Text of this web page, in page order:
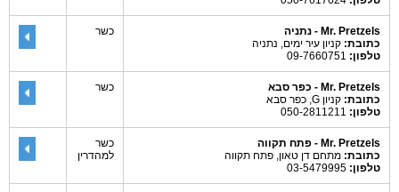
Mr. Pretzels - נתניה
כתובת: קניון עיר ימים, נתניה
טלפון:
כשר
Mr. Pretzels - כפר סבא
כתובת: קניון G, כפר סבא
טלפון:
כשר
Mr. Pretzels - פתח תקווה
כתובת: מתחם דן טאון, פתח תקווה
טלפון:
כשר
למהדרין